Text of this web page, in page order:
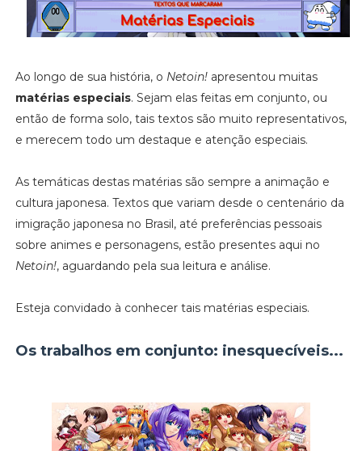
Ao longo de sua história, o Netoin!apresentou muitas
matérias especiais. Sejam elas feitas em conjunto, ou
então de forma solo, tais textos são muito representativos,
e merecem todo um destaque e atenção especiais.
As temáticas destas matérias são sempre a animação e
cultura japonesa. Textos que variam desde o centenário da
imigração japonesa no Brasil, até preferências pessoais
sobre animes e personagens, estão presentes aqui no
Netoin!, aguardando pela sua leitura e análise.
Esteja convidado à conhecer tais matérias especiais.
Os trabalhos em conjunto: inesquecíveis...